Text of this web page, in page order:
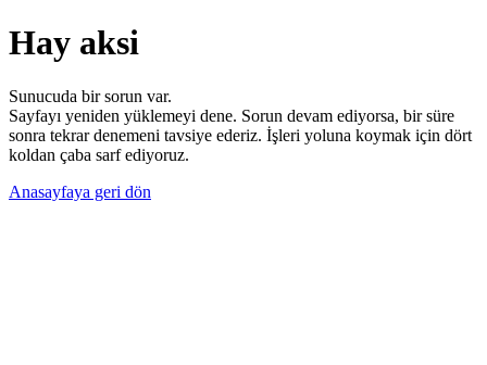
Hay aksi
Sunucuda bir sorun var.
Sayfayı yeniden yüklemeyi dene. Sorun devam ediyorsa, bir süre
sonra tekrar denemeni tavsiye ederiz. İşleri yoluna koymak için dört
koldan çaba sarf ediyoruz.
Anasayfaya geri dön